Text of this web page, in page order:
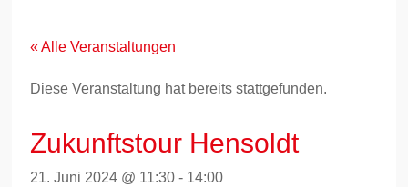
springen« Alle Veranstaltungen
Diese Veranstaltung hat bereits stattgefunden.
Zukunftstour Hensoldt
21. Juni 2024 @ 11:30 - 14:00